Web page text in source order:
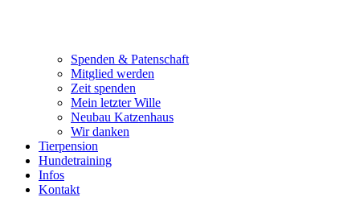
Spenden & Patenschaft
Mitglied werden
Zeit spenden
Mein letzter Wille
Neubau Katzenhaus
Wir danken
Tierpension
Hundetraining
Infos
Kontakt